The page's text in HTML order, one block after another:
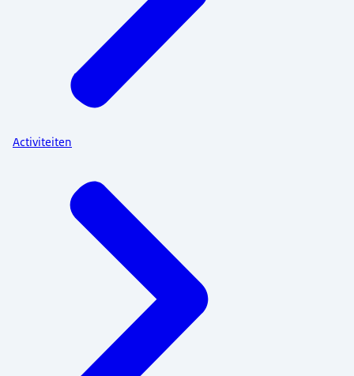
Activiteiten